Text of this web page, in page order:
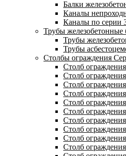
Балки
Каналы
Каналы по серии
Трубы железобетонные
Трубы
Трубы
Столбы ограждения
Столб
Столб
Столб
Столб
Столб
Столб
Столб
Столб
Столб
Столб